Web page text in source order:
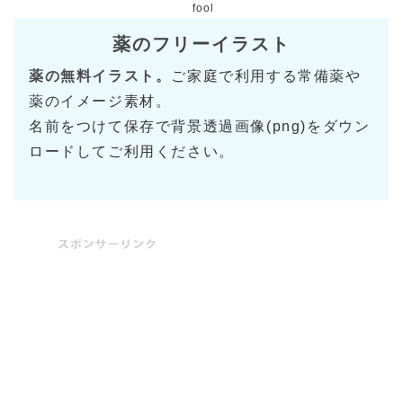
fool
薬のフリーイラスト
薬の無料イラスト。 ご家庭で利用する常備薬や
薬のイメージ素材。
名前をつけて保存で背景透過画像(png)をダウン
ロードしてご利用ください。